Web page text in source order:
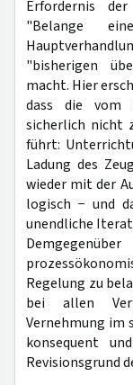
Erfordernis
"Belange
"bisherigen
macht. Hier
dass die vom
sicherlich nicht
führt:
Ladung des
wieder mit der
logisch − und
unendliche
Regelung zu
bei allen
Vernehmung im
konsequent
Revisionsgrund